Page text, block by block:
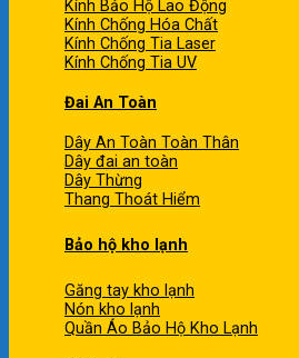
Kính Bảo Hộ Lao Động
Kính Chống Hóa Chất
Kính Chống Tia Laser
Kính Chống Tia UV
Đai An Toàn
Dây An Toàn Toàn Thân
Dây đai an toàn
Dây Thừng
Thang Thoát Hiểm
Bảo hộ kho lạnh
Găng tay kho lạnh
Nón kho lạnh
Quần Áo Bảo Hộ Kho Lạnh